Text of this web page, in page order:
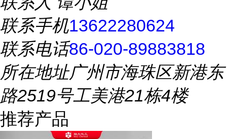
联系手机13622280624
联系电话86-020-89883818
所在地址广州市海珠区新港东
路2519号工美港21栋4楼
推荐产品